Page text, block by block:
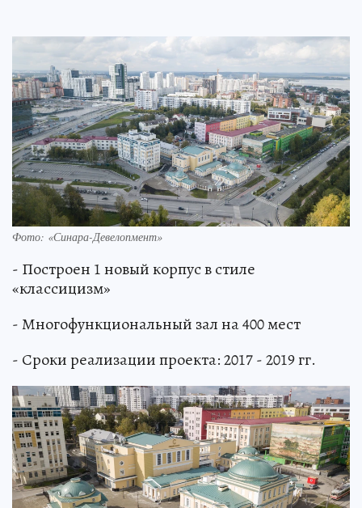
Фото: «Синара-­Девелопмент»
- Построен 1 новый корпус в стиле
«классицизм»
- Многофункциональный зал на 400 мест
- Сроки реализации проекта: 2017 - 2019 гг.